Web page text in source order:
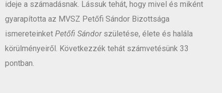
ideje a számadásnak. Lássuk tehát, hogy mivel és miként
gyarapította az MVSZ Petőfi Sándor Bizottsága
ismereteinket Petőfi Sándor születése, élete és halála
körülményeiről. Következzék tehát számvetésünk 33
pontban.